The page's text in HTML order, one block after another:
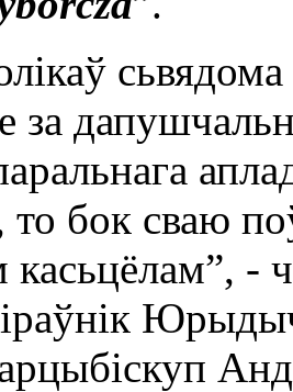
за
бок сваю
касьцёлам”, -